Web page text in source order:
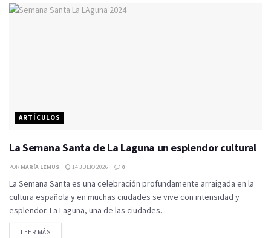
ARTÍCULOS
La Semana Santa de La Laguna un esplendor cultural
POR MARÍA LEMUS 14 JULIO 2026 0
La Semana Santa es una celebración profundamente arraigada en la
cultura española y en muchas ciudades se vive con intensidad y
esplendor. La Laguna, una de las ciudades...
LEER MÁS